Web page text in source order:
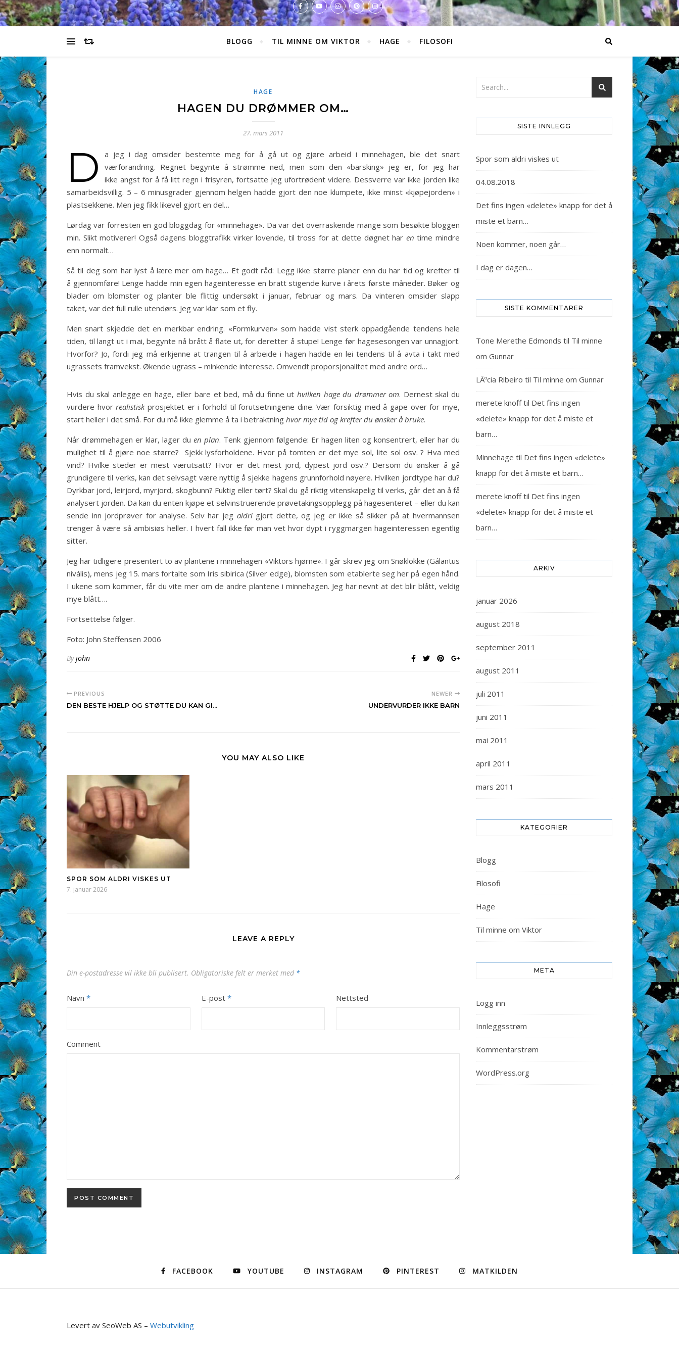
BLOGG TIL MINNE OM VIKTOR HAGE FILOSOFI
HAGE
HAGEN DU DRØMMER OM…
27. mars 2011
D
a jeg i dag omsider bestemte meg for å gå ut og gjøre arbeid i minnehagen, ble det snart
værforandring. Regnet begynte å strømme ned, men som den «barsking» jeg er, for jeg har
ikke angst for å få litt regn i frisyren, fortsatte jeg ufortrødent videre. Dessverre var ikke jorden like
samarbeidsvillig. 5 – 6 minusgrader gjennom helgen hadde gjort den noe klumpete, ikke minst «kjøpejorden» i
plastsekkene. Men jeg fikk likevel gjort en del…
Lørdag var forresten en god bloggdag for «minnehage». Da var det overraskende mange som besøkte bloggen
min. Slikt motiverer! Også dagens bloggtrafikk virker lovende, til tross for at dette døgnet har en time mindre
enn normalt…
Så til deg som har lyst å lære mer om hage… Et godt råd: Legg ikke større planer enn du har tid og krefter til
å gjennomføre! Lenge hadde min egen hageinteresse en bratt stigende kurve i årets første måneder. Bøker og
blader om blomster og planter ble flittig undersøkt i januar, februar og mars. Da vinteren omsider slapp
taket, var det full rulle utendørs. Jeg var klar som et fly.
Men snart skjedde det en merkbar endring. «Formkurven» som hadde vist sterk oppadgående tendens hele
tiden, til langt ut i mai, begynte nå brått å flate ut, for deretter å stupe! Lenge før hagesesongen var unnagjort.
Hvorfor? Jo, fordi jeg må erkjenne at trangen til å arbeide i hagen hadde en lei tendens til å avta i takt med
ugrassets framvekst. Økende ugrass – minkende interesse. Omvendt proporsjonalitet med andre ord…
Hvis du skal anlegge en hage, eller bare et bed, må du finne ut hvilken hage du drømmer om. Dernest skal du
vurdere hvorrealistiskprosjektet er i forhold til forutsetningene dine. Vær forsiktig med å gape over for mye,
start heller i det små. For du må ikke glemme å ta i betraktning hvor mye tid og krefter du ønsker å bruke.
Når drømmehagen er klar, lager duen plan. Tenk gjennom følgende: Er hagen liten og konsentrert, eller har du
mulighet til å gjøre noe større? Sjekk lysforholdene. Hvor på tomten er det mye sol, lite sol osv. ? Hva med
vind? Hvilke steder er mest værutsatt? Hvor er det mest jord, dypest jord osv.? Dersom du ønsker å gå
grundigere til verks, kan det selvsagt være nyttig å sjekke hagens grunnforhold nøyere. Hvilken jordtype har du?
Dyrkbar jord, leirjord, myrjord, skogbunn? Fuktig eller tørt? Skal du gå riktig vitenskapelig til verks, går det an å få
analysert jorden. Da kan du enten kjøpe et selvinstruerende prøvetakingsopplegg på hagesenteret – eller du kan
sende inn jordprøver for analyse. Selv har jeg aldrigjort dette, og jeg er ikke så sikker på at hvermannsen
trenger å være så ambisiøs heller. I hvert fall ikke før man vet hvor dypt i ryggmargen hageinteressen egentlig
sitter.
Jeg har tidligere presentert to av plantene i minnehagen «Viktors hjørne». I går skrev jeg om Snøklokke (Gálantus
nivális), mens jeg 15. mars fortalte som Iris sibirica (Silver edge), blomsten som etablerte seg her på egen hånd.
I ukene som kommer, får du vite mer om de andre plantene i minnehagen. Jeg har nevnt at det blir blått, veldig
mye blått….
Fortsettelse følger.
Foto: John Steffensen 2006
Byjohn
PREVIOUS
DEN BESTE HJELP OG STØTTE DU KAN GI...
NEWER
UNDERVURDER IKKE BARN
YOU MAY ALSO LIKE
SPOR SOM ALDRI VISKES UT
7. januar 2026
LEAVE A REPLY
Din e-postadresse vil ikke bli publisert. Obligatoriske felt er merket med *
Navn * E-post * Nettsted
Comment
SISTE INNLEGG
Spor som aldri viskes ut
04.08.2018
Det fins ingen «delete» knapp for det å
miste et barn…
Noen kommer, noen går…
I dag er dagen…
SISTE KOMMENTARER
Tone Merethe Edmonds til Til minne
om Gunnar
LÃºcia Ribeiro til Til minne om Gunnar
merete knofftil Det fins ingen
«delete» knapp for det å miste et
barn…
Minnehage til Det fins ingen «delete»
knapp for det å miste et barn…
merete knofftil Det fins ingen
«delete» knapp for det å miste et
barn…
ARKIV
januar 2026
august 2018
september 2011
august 2011
juli 2011
juni 2011
mai 2011
april 2011
mars 2011
KATEGORIER
Blogg
Filosofi
Hage
Til minne om Viktor
META
Logg inn
Innleggsstrøm
Kommentarstrøm
WordPress.org
FACEBOOK YOUTUBE INSTAGRAM PINTEREST MATKILDEN
Levert av SeoWeb AS – Webutvikling